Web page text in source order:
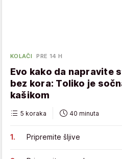
KOLAČI PRE 14 H
Evo kako da napravite
bez kora: Toliko je
kašikom
5 koraka 40 minuta
Pripremite šljive